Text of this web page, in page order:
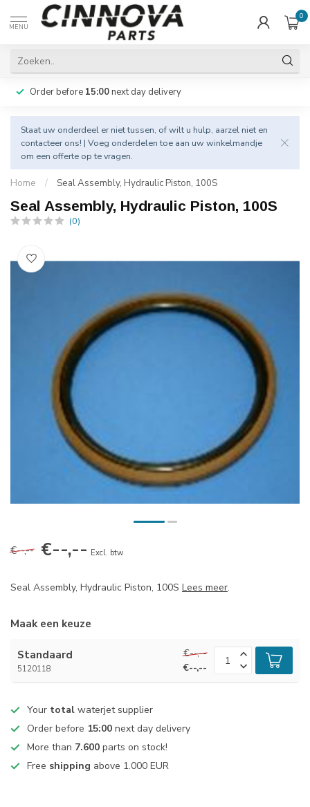
MENU
0
Order before 15:00next day delivery
Staat uw onderdeel er niet tussen, of wilt u hulp, aarzel niet en
contacteer ons! | Voeg onderdelen toe aan uw winkelmandje
om een offerte op te vragen.
Home / Seal Assembly, Hydraulic Piston, 100S
Seal Assembly, Hydraulic Piston, 100S
(0)
€--,-- €--,-- Excl. btw
Seal Assembly, Hydraulic Piston, 100S Lees meer.
Maak een keuze
Standaard
5120118
€--,--
€--,--
Your total waterjet supplier
Order before 15:00 next day delivery
More than 7.600 parts on stock!
Free shipping above 1.000 EUR